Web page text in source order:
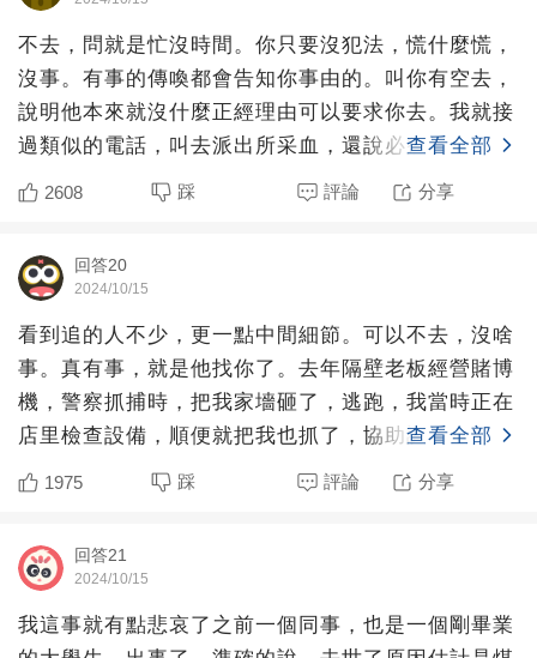
不去，問就是忙沒時間。你只要沒犯法，慌什麼慌，
沒事。有事的傳喚都會告知你事由的。叫你有空去，
說明他本來就沒什麼正經理由可以要求你去。我就接
過類似的電話，叫去派出所采血，還說必須去。我說
沒時間，改天去。
查看全部
2608 踩 評論 分享
回答20
2024/10/15
看到追的人不少，更一點中間細節。可以不去，沒啥
事。真有事，就是他找你了。去年隔壁老板經營賭博
機，警察抓捕時，把我家墻砸了，逃跑，我當時正在
店里檢查設備，順便就把我也抓了，協助調查了一
宿。讓我們在現場蹲
查看全部
1975 踩 評論 分享
回答21
2024/10/15
我這事就有點悲哀了之前一個同事，也是一個剛畢業